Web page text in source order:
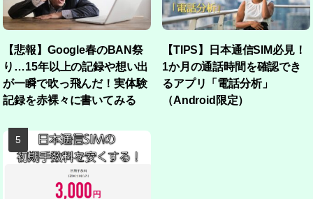
【悲報】Google春のBAN祭
り…15年以上の記録や想い出
が一瞬で吹っ飛んだ！実体験
記録を赤裸々に書いてみる
【TIPS】日本通信SIM必見！
1か月の通話時間を確認でき
るアプリ「電話分析」
（Android限定）